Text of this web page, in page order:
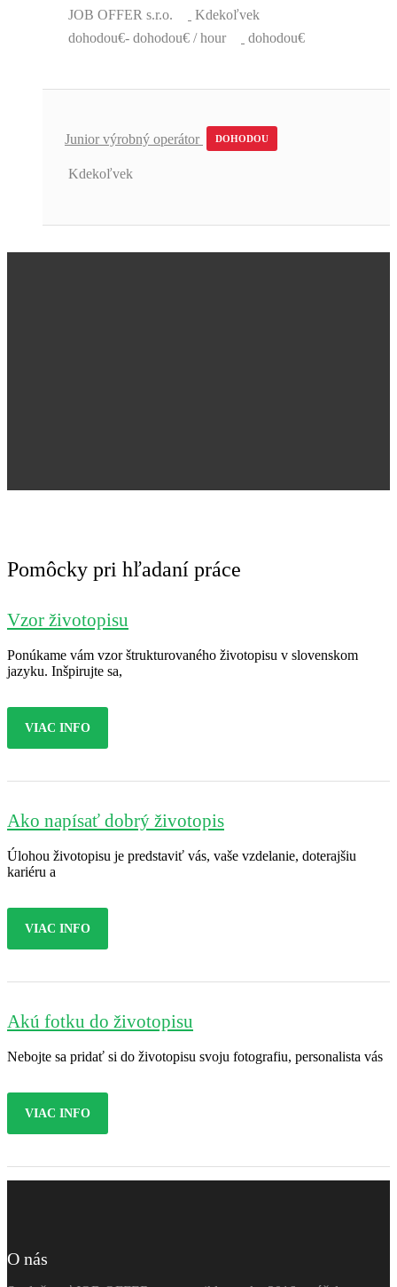
JOB OFFER s.r.o.
Kdekoľvek
dohodou€- dohodou€ / hour
dohodou€
Junior výrobný operátor DOHODOU
Kdekoľvek
Pomôcky pri hľadaní práce
Vzor životopisu
Ponúkame vám vzor štrukturovaného životopisu v slovenskom
jazyku. Inšpirujte sa,
VIAC INFO
Ako napísať dobrý životopis
Úlohou životopisu je predstaviť vás, vaše vzdelanie, doterajšiu
kariéru a
VIAC INFO
Akú fotku do životopisu
Nebojte sa pridať si do životopisu svoju fotografiu, personalista vás
VIAC INFO
O nás